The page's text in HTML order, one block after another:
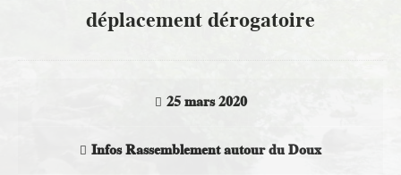
déplacement dérogatoire
25 mars 2020
Infos Rassemblement autour du Doux